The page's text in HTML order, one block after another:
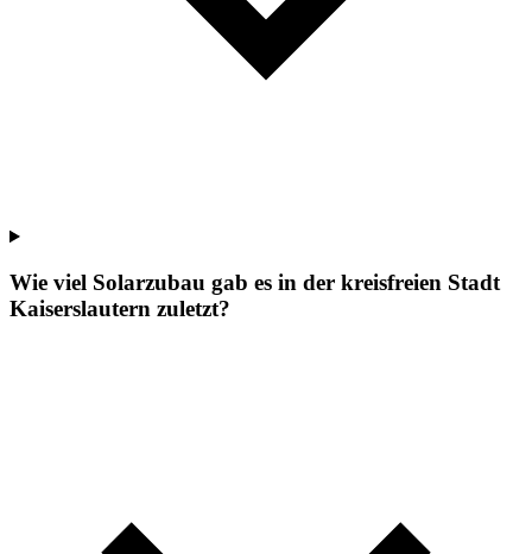
Wie viel Solarzubau gab es in der kreisfreien Stadt
Kaiserslautern zuletzt?